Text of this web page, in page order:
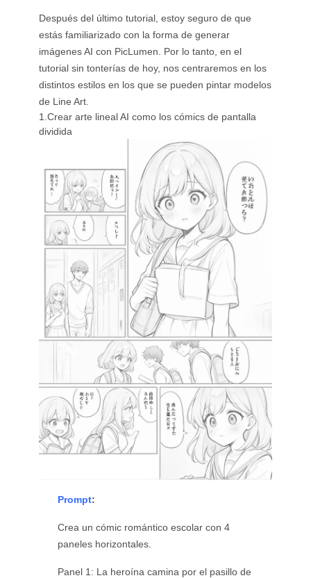
Después del último tutorial, estoy seguro de que
estás familiarizado con la forma de generar
imágenes AI con PicLumen. Por lo tanto, en el
tutorial sin tonterías de hoy, nos centraremos en los
distintos estilos en los que se pueden pintar modelos
de Line Art.
1.Crear arte lineal AI como los cómics de pantalla
dividida
Prompt:
Crea un cómic romántico escolar con 4
paneles horizontales.
Panel 1: La heroína camina por el pasillo de